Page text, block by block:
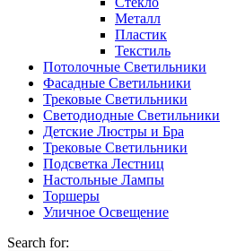
Металл
Пластик
Текстиль
Потолочные Светильники
Фасадные Светильники
Трековые Светильники
Светодиодные Светильники
Детские Люстры и Бра
Трековые Светильники
Подсветка Лестниц
Настольные Лампы
Торшеры
Уличное Освещение
Search for: